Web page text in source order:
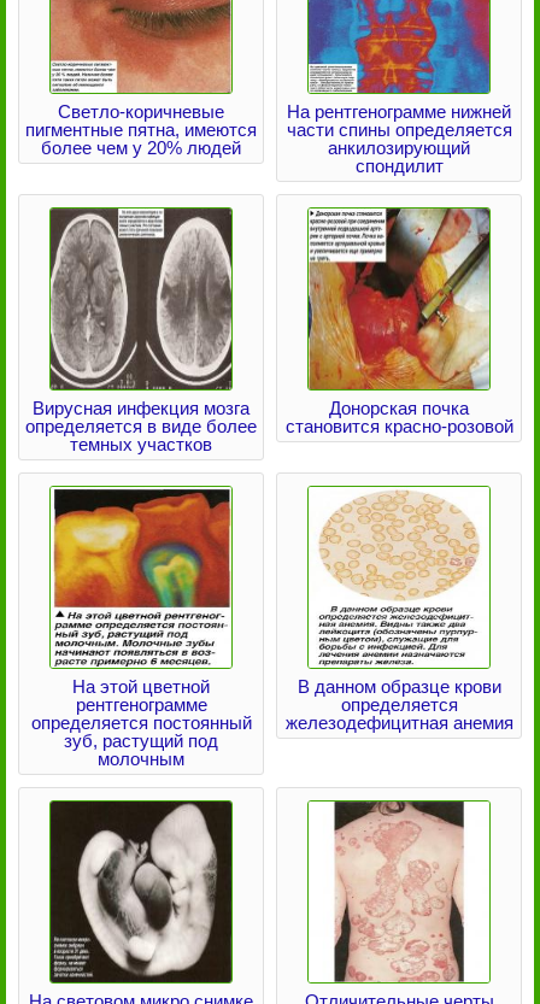
Светло-коричневые
пигментные пятна, имеются
более чем у 20% людей
На рентгенограмме нижней
части спины определяется
анкилозирующий
спондилит
Вирусная инфекция мозга
определяется в виде более
темных участков
Донорская почка
становится красно-розовой
На этой цветной
рентгенограмме
определяется постоянный
зуб, растущий под
молочным
В данном образце крови
определяется
железодефицитная анемия